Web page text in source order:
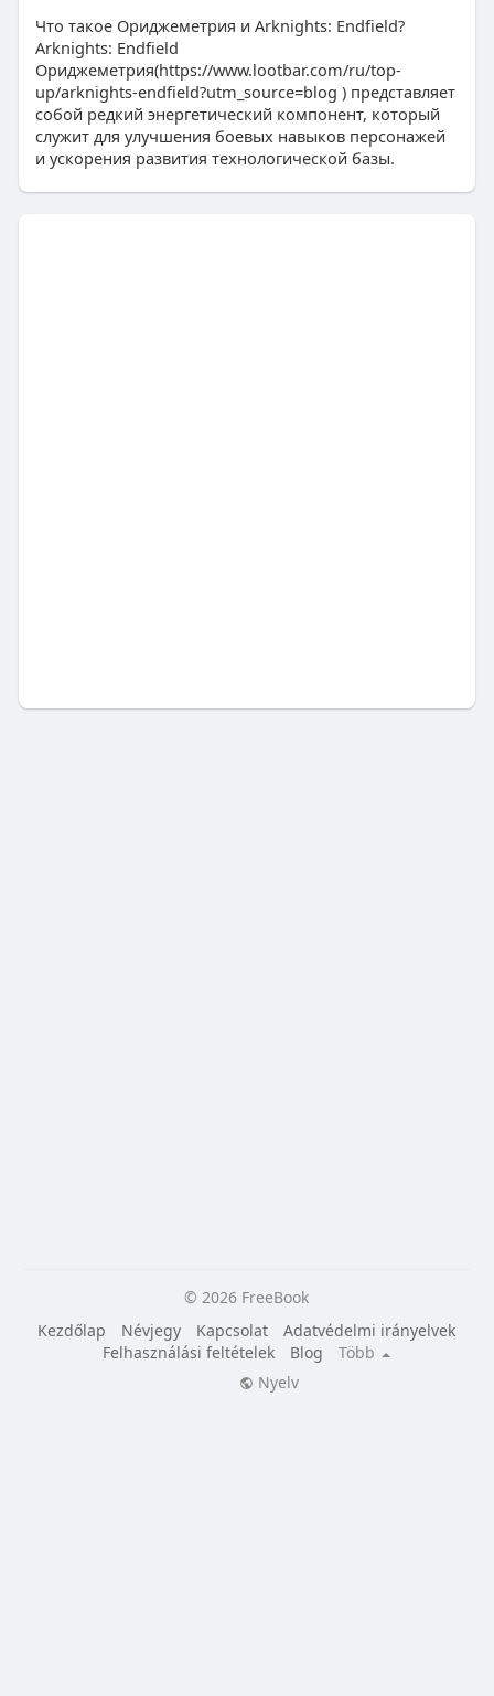
Что такое Ориджеметрия и Arknights: Endfield?
Arknights: Endfield
Ориджеметрия(https://www.lootbar.com/ru/top-
up/arknights-endfield?utm_source=blog ) представляет
собой редкий энергетический компонент, который
служит для улучшения боевых навыков персонажей
и ускорения развития технологической базы.
© 2026 FreeBook
Kezdőlap
Névjegy Kapcsolat
Adatvédelmi irányelvek
Felhasználási feltételek
Blog
Több
Nyelv